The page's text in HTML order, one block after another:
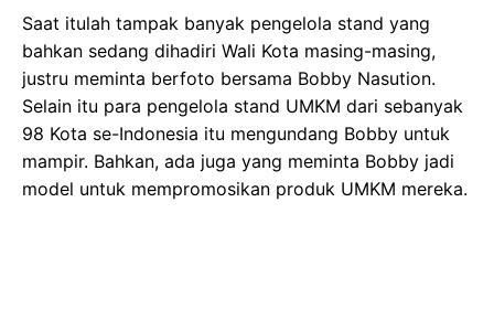
Saat itulah tampak banyak pengelola stand yang
bahkan sedang dihadiri Wali Kota masing-masing,
justru meminta berfoto bersama Bobby Nasution.
Selain itu para pengelola stand UMKM dari sebanyak
98 Kota se-Indonesia itu mengundang Bobby untuk
mampir. Bahkan, ada juga yang meminta Bobby jadi
model untuk mempromosikan produk UMKM mereka.